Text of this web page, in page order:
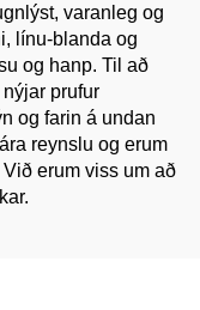
varanleg og
línu-blanda og
og hanp. Til að
prufur
og farin á undan
reynslu og erum
erum viss um að